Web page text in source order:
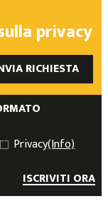
privacy
RICHIESTA
Privacy(Info)
ISCRIVITI ORA